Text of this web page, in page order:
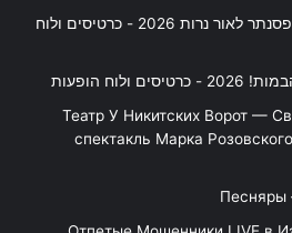
משופן ועד AC/DC - מופע פסנתר לאור נרות 2026 - כרטיסים ולוח
הופעות
"Театр У Никитских Ворот —
спектакль Марка